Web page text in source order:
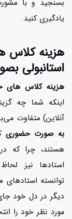
بسنجید و با
یادگیری کنید.
هزینه کلاس
استانبولی
هزینه کلاس های
اینکه شما چه
آنلاین) متفاوت
به صورت حضوری
هستند، چرا که
استادها نیز
توانسته
دیگر در دل خود
مورد نظر خود را